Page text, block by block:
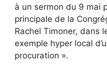
à un sermon du 9 mai
principale de la
Rachel Timoner, dans
exemple hyper local
procuration ».